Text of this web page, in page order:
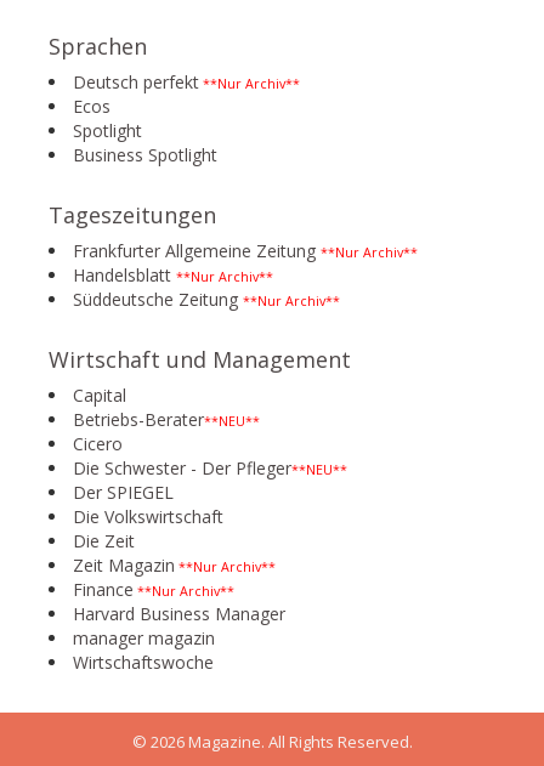
Sprachen
Deutsch perfekt **Nur Archiv**
Ecos
Spotlight
Business Spotlight
Tageszeitungen
Frankfurter Allgemeine Zeitung **Nur Archiv**
Handelsblatt **Nur Archiv**
Süddeutsche Zeitung **Nur Archiv**
Wirtschaft und Management
Capital
Betriebs-Berater**NEU**
Cicero
Die Schwester - Der Pfleger**NEU**
Der SPIEGEL
Die Volkswirtschaft
Die Zeit
Zeit Magazin **Nur Archiv**
Finance **Nur Archiv**
Harvard Business Manager
manager magazin
Wirtschaftswoche
© 2026 Magazine. All Rights Reserved.